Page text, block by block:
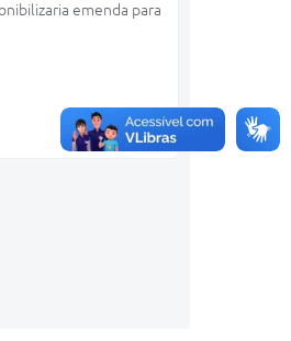
emenda para